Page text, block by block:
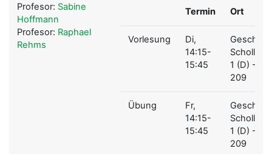
Termin Ort
Vorlesung
Di,
14:15-
15:45
Geschw.-
Scholl-Pl.
1 (D) - D
209
Übung
Fr,
14:15-
15:45
Geschw.-
Scholl-Pl.
1 (D) - D
209
Profesor: Sabine
Hoffmann
Profesor: Raphael
Rehms